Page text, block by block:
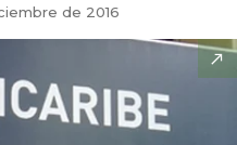
de 2016